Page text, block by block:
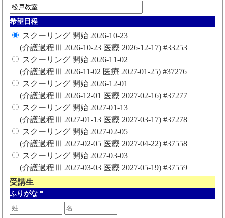
希望日程
スクーリング 開始 2026-10-23
(介護過程Ⅲ 2026-10-23 医療 2026-12-17) #33253
スクーリング 開始 2026-11-02
(介護過程Ⅲ 2026-11-02 医療 2027-01-25) #37276
スクーリング 開始 2026-12-01
(介護過程Ⅲ 2026-12-01 医療 2027-02-16) #37277
スクーリング 開始 2027-01-13
(介護過程Ⅲ 2027-01-13 医療 2027-03-17) #37278
スクーリング 開始 2027-02-05
(介護過程Ⅲ 2027-02-05 医療 2027-04-22) #37558
スクーリング 開始 2027-03-03
(介護過程Ⅲ 2027-03-03 医療 2027-05-19) #37559
受講生
ふりがな *